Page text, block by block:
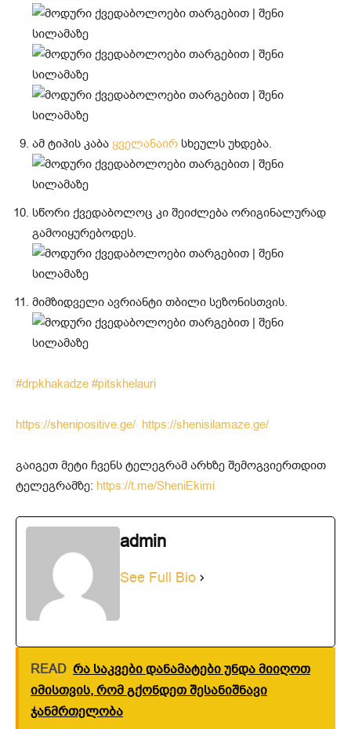
ამ ტიპის კაბა ყველანაირ სხეულს უხდება.
სწორი ქვედაბოლოც კი შეიძლება ორიგინალურად
გამოიყურებოდეს.
მიმზიდველი ავრიანტი თბილი სეზონისთვის.
#drpkhakadze #pitskhelauri
https://shenipositive.ge/ https://shenisilamaze.ge/
გაიგეთ მეტი ჩვენს ტელეგრამ არხზე შემოგვიერთდით
ტელეგრამზე: https://t.me/SheniEkimi
admin
See Full Bio
READ რა საკვები დანამატები უნდა მიიღოთ
იმისთვის, რომ გქონდეთ შესანიშნავი
ჯანმრთელობა